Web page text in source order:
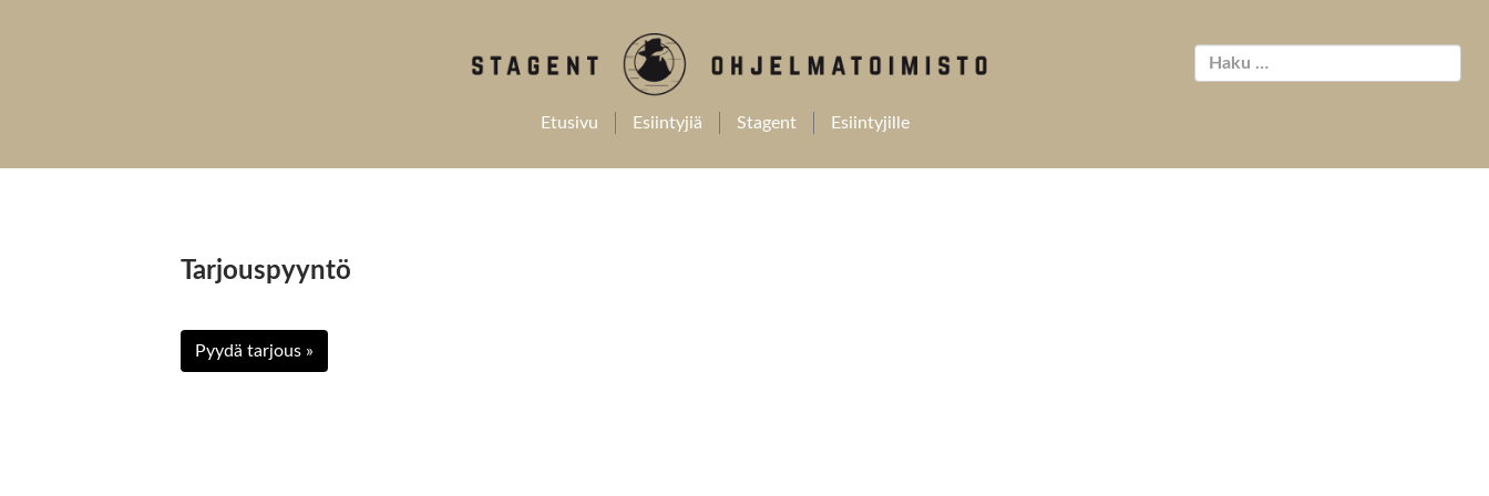
Etusivu Esiintyjiä Stagent Esiintyjille
Tarjouspyyntö
Pyydä tarjous »